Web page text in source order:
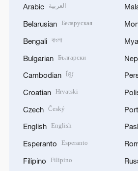
Arabic العربية
Belarusian Беларуская
Bengali বাংলা
Bulgarian Български
Cambodian ខ្មែរ
Croatian Hrvatski
Czech Český
English English
Esperanto Esperanto
Filipino Filipino